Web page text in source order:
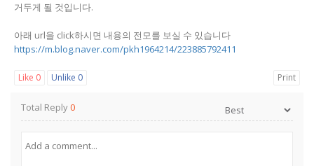
거두게 될 것입니다.
아래 url을 click하시면 내용의 전모를 보실 수 있습니다
https://m.blog.naver.com/pkh1964214/223885792411
Like 0 Unlike 0 Print
Total Reply0